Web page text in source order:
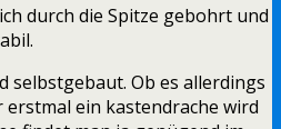
durch die Spitze gebohrt und
selbstgebaut. Ob es allerdings
ein kastendrache wird